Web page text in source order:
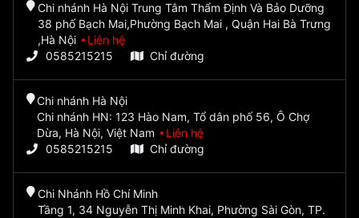
Chi nhánh Hà Nội Trung Tâm Thẩm Định Và Bảo Dưỡng
38 phố Bạch Mai,Phường Bạch Mai , Quận Hai Bà Trưng
,Hà Nội
Liên hệ
0585215215
Chỉ đường
Chi nhánh Hà Nội
Chi nhánh HN: 123 Hào Nam, Tổ dân phố 56, Ô Chợ
Dừa, Hà Nội, Việt Nam
Liên hệ
0585215215
Chỉ đường
Chi Nhánh Hồ Chí Minh
Tầng 1, 34 Nguyễn Thị Minh Khai, Phường Sài Gòn, TP.